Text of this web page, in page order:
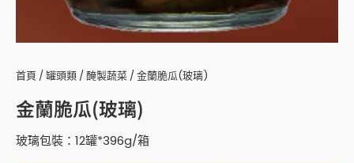
首頁 /罐頭類 /醃製蔬菜 / 金蘭脆瓜(玻璃)
金蘭脆瓜(玻璃)
玻璃包裝：12罐*396g/箱